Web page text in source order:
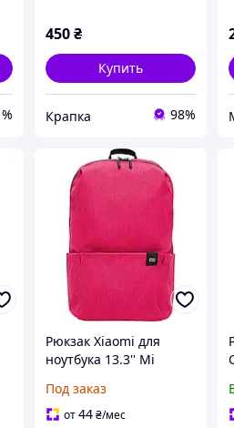
450 ₴
Купить
Крапка 98%
Рюкзак Xiaomi для
ноутбука 13.3'' Mi
розовый, городской,
мужской/женский,
Под заказ
от44 ₴/мес